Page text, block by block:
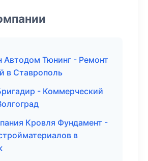
Автодом Тюнинг - Ремонт
в Ставрополь
- Коммерческий
Кровля Фундамент -
в